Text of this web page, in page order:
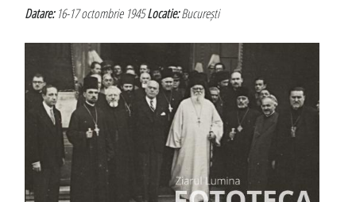
Datare:16-17 octombrie 1945Locatie:București